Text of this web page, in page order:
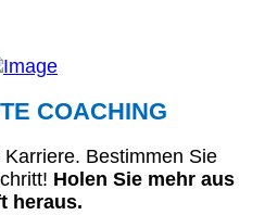
COACHING
Bestimmen Sie
Holen Sie mehr aus
heraus.